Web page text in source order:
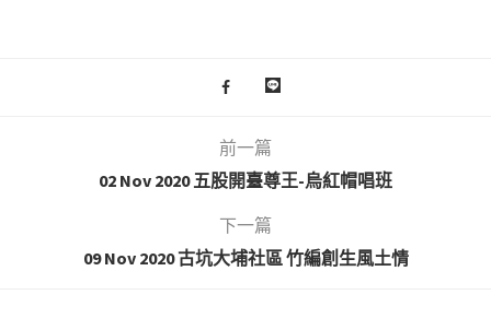
前一篇
02 Nov 2020 五股開臺尊王-烏紅帽唱班
下一篇
09 Nov 2020 古坑大埔社區 竹編創生風土情